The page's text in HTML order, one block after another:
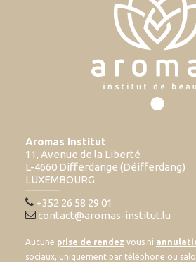
Aromas Institut
11, Avenue de la Liberté
L-4660 Differdange (Déifferdang)
LUXEMBOURG
+352 26 58 29 01
contact@aromas-institut.lu
Aucune prise de rendez vous ni
sociaux, uniquement par téléphone ou